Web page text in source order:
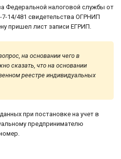
Федеральной налоговой службы от
14/481 свидетельства ОГРНИП
пришел лист записи ЕГРИП.
на основании чего в
сказать, что на основании
реестре индивидуальных
при постановке на учет в
предпринимателю